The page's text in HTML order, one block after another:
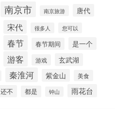
南京市 南京旅游 唐代
宋代 很多人 您可以
春节 春节期间
是一个
游客 游戏 玄武湖
秦淮河 紫金山 美食
还不 都是 钟山 雨花台